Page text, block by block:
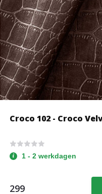
Croco 102 - Croco
1 - 2 werkdagen
299